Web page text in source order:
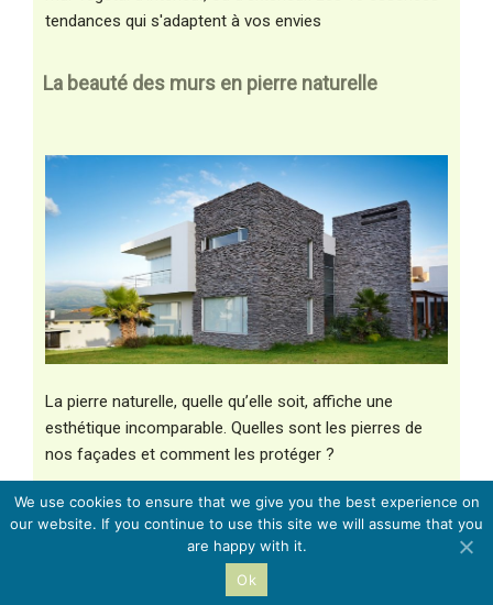
tendances qui s'adaptent à vos envies
La beauté des murs en pierre naturelle
La pierre naturelle, quelle qu’elle soit, affiche une
esthétique incomparable. Quelles sont les pierres de
nos façades et comment les protéger ?
informations légales
We use cookies to ensure that we give you the best experience on
our website. If you continue to use this site we will assume that you
are happy with it.
Ok